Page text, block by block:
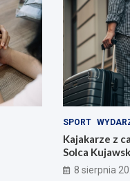
SPORT
Kajakarze z
Solca
8 sierpnia